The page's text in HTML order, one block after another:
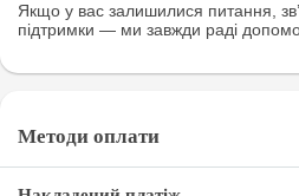
Якщо у вас залишилися питання,
підтримки — ми завжди раді
Методи оплати